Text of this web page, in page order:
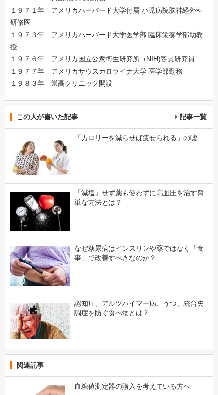
１９７１年 アメリカハーバード大学付属 小児病院脳神経外科
研修医
１９７３年 アメリカハーバード大学医学部 臨床栄養学部助教
授
１９７６年 アメリカ国立公衆衛生研究所（NIH)客員研究員
１９７７年 アメリカサウスカロライナ大学 医学部勤務
１９８３年 崇高クリニック開設
この人が書いた記事 記事一覧
「カロリーを減らせば痩せられる」の嘘
「減塩」せず薬も使わずに高血圧を治す簡
単な方法とは？
なぜ糖尿病はインスリンや薬ではなく「食
事」で改善すべきなのか？
認知症、アルツハイマー病、うつ、統合失
調症を防ぐ食べ物とは？
関連記事
血糖値測定器の購入を考えている方へ